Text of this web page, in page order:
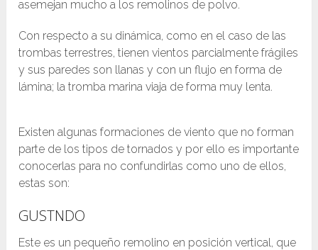
asemejan mucho a los remolinos de polvo.
Con respecto a su dinámica, como en el caso de las
trombas terrestres, tienen vientos parcialmente frágiles
y sus paredes son llanas y con un flujo en forma de
lámina; la tromba marina viaja de forma muy lenta.
Existen algunas formaciones de viento que no forman
parte de los tipos de tornados y por ello es importante
conocerlas para no confundirlas como uno de ellos,
estas son:
GUSTNDO
Este es un pequeño remolino en posición vertical, que